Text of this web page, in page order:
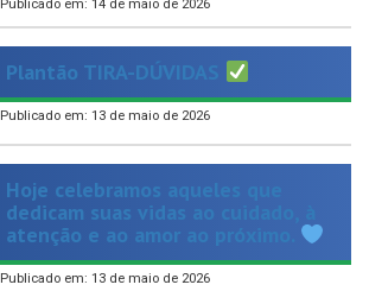
Publicado em: 14 de maio de 2026
Plantão TIRA-DÚVIDAS
Publicado em: 13 de maio de 2026
Hoje celebramos aqueles que
dedicam suas vidas ao cuidado, à
atenção e ao amor ao próximo.
Publicado em: 13 de maio de 2026